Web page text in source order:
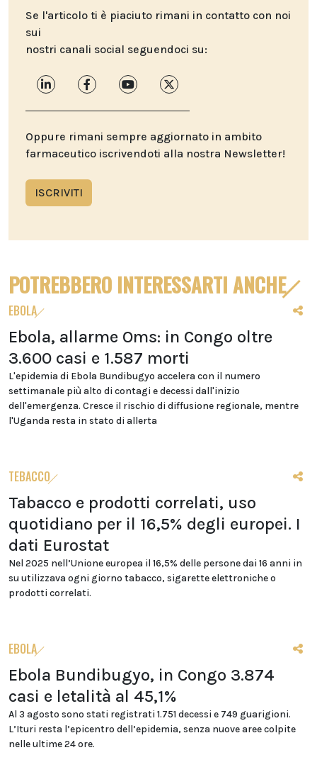
Se l'articolo ti è piaciuto rimani in contatto con noi
sui
nostri canali social seguendoci su:
Oppure rimani sempre aggiornato in ambito
farmaceutico iscrivendoti alla nostra Newsletter!
ISCRIVITI
POTREBBERO INTERESSARTI ANCHE
EBOLA
Ebola, allarme Oms: in Congo oltre
3.600 casi e 1.587 morti
L'epidemia di Ebola Bundibugyo accelera con il numero
settimanale più alto di contagi e decessi dall'inizio
dell'emergenza. Cresce il rischio di diffusione regionale, mentre
l'Uganda resta in stato di allerta
TEBACCO
Tabacco e prodotti correlati, uso
quotidiano per il 16,5% degli europei. I
dati Eurostat
Nel 2025 nell’Unione europea il 16,5% delle persone dai 16 anni in
su utilizzava ogni giorno tabacco, sigarette elettroniche o
prodotti correlati.
EBOLA
Ebola Bundibugyo, in Congo 3.874
casi e letalità al 45,1%
Al 3 agosto sono stati registrati 1.751 decessi e 749 guarigioni.
L’Ituri resta l’epicentro dell’epidemia, senza nuove aree colpite
nelle ultime 24 ore.